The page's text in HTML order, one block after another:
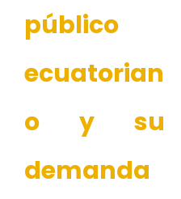
público
ecuatorian
o y su
demanda